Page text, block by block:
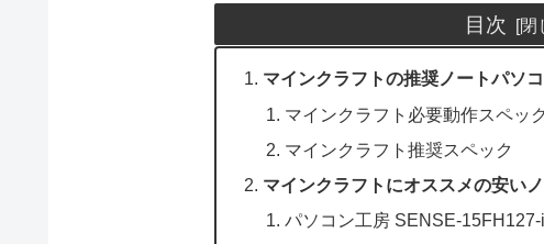
目次
マインクラフトの推奨ノートパソ
マインクラフト必要動作スペック
マインクラフト推奨スペック
マインクラフトにオススメの安い
パソコン工房 SENSE-